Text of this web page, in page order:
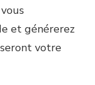
et générerez
votre